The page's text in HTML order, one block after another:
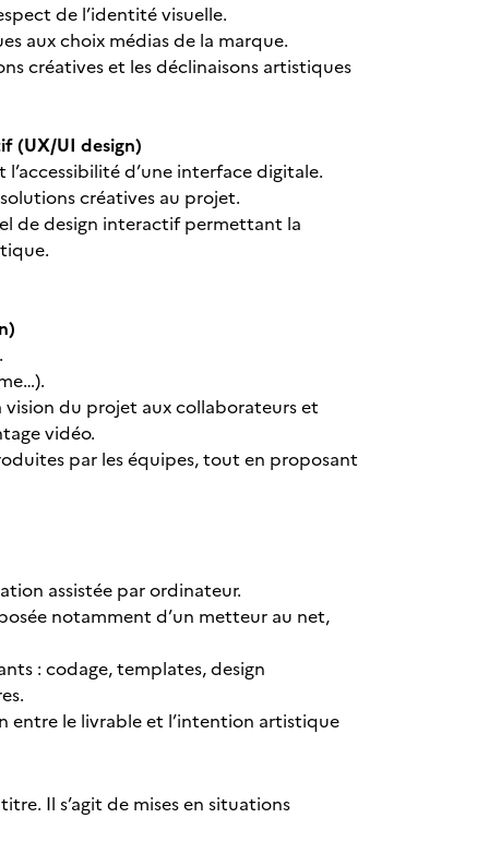
de l’identité visuelle.
aux choix médias de la marque.
créatives et les déclinaisons artistiques
(UX/UI design)
l’accessibilité d’une interface digitale.
créatives au projet.
de design interactif permettant la
du projet aux collaborateurs et
vidéo.
par les équipes, tout en proposant
assistée par ordinateur.
notamment d’un metteur au net,
: codage, templates, design
entre le livrable et l’intention artistique
Il s’agit de mises en situations